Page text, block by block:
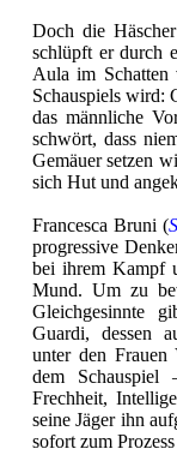
Doch die
schlüpft er durch
Aula im Schatten
Schauspiels wird:
das männliche
schwört, dass
Gemäuer setzen
sich Hut und
Francesca Bruni (
progressive
bei ihrem Kampf
Mund. Um zu
Gleichgesinnte
Guardi, dessen
unter den Frauen
dem Schauspiel
Frechheit,
seine Jäger ihn
sofort zum